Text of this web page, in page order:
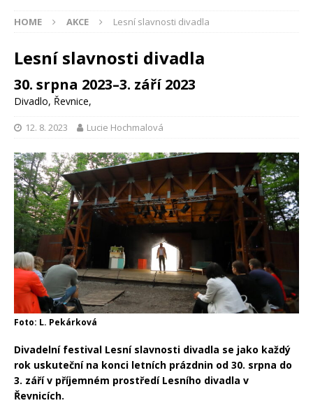
HOME AKCE Lesní slavnosti divadla
Lesní slavnosti divadla
30. srpna 2023–3. září 2023
Divadlo, Řevnice,
12. 8. 2023 Lucie Hochmalová
Foto: L. Pekárková
Divadelní festival Lesní slavnosti divadla se jako každý
rok uskuteční na konci letních prázdnin od 30. srpna do
3. září v příjemném prostředí Lesního divadla v
Řevnicích.